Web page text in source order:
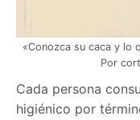
«Conozca su caca y lo
Por
Cada persona
higiénico por